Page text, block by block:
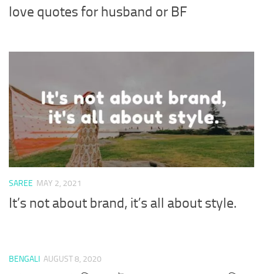
love quotes for husband or BF
SAREE MAY 2, 2021
It’s not about brand, it’s all about style.
BENGALI AUGUST 8, 2020